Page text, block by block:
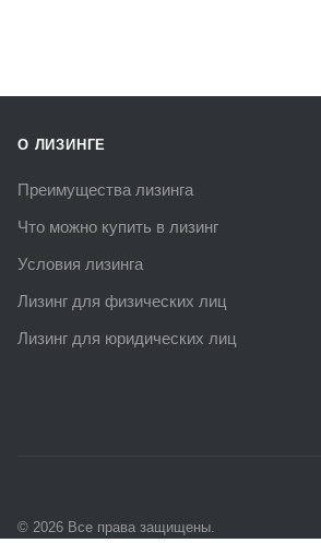
О ЛИЗИНГЕ
Преимущества лизинга
Что можно купить в лизинг
Условия лизинга
Лизинг для физических лиц
Лизинг для юридических лиц
© 2026 Все права защищены.